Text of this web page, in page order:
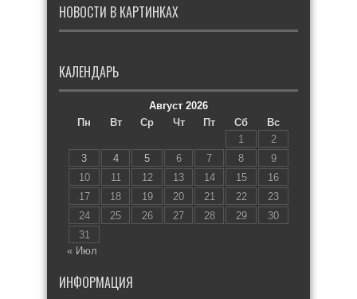
НОВОСТИ В КАРТИНКАХ
КАЛЕНДАРЬ
Август 2026
Пн
Вт Ср Чт Пт Сб
Вс
1
2
3
4 5 6 7 8
9
10
11 12 13 14 15
16
17
18 19 20 21 22
23
24
25 26 27 28 29
30
31
« Июл
ИНФОРМАЦИЯ